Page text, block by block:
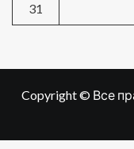
31
Copyright © Все